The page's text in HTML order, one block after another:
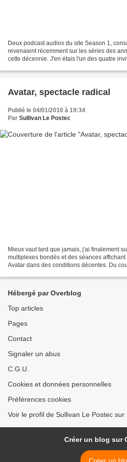
Deux podcast audios du site Season 1,
revenaient récemment sur les séries des
cette décennie. J'en étais l'un des quatre
Avatar, spectacle radical
Publié le 04/01/2010 à 19:34
Par Sullivan Le Postec
Mieux vaut tard que jamais, j'ai finalement
multiplexes bondés et des séances
Avatar dans des conditions décentes. Du
Hébergé par Overblog
Top articles
Pages
Contact
Signaler un abus
C.G.U.
Cookies et données personnelles
Préférences cookies
Voir le profil de Sullivan Le Postec
Créer un blog sur